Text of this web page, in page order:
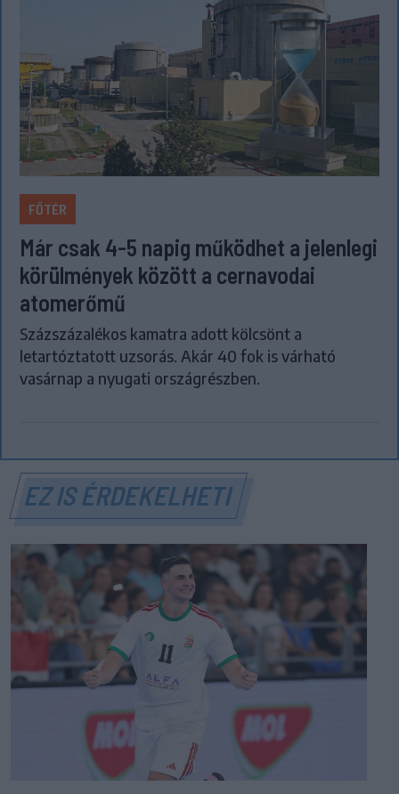
FŐTÉR
Már csak 4-5 napig működhet a jelenlegi
körülmények között a cernavodai
atomerőmű
Százszázalékos kamatra adott kölcsönt a
letartóztatott uzsorás. Akár 40 fok is várható
vasárnap a nyugati országrészben.
EZ IS ÉRDEKELHETI